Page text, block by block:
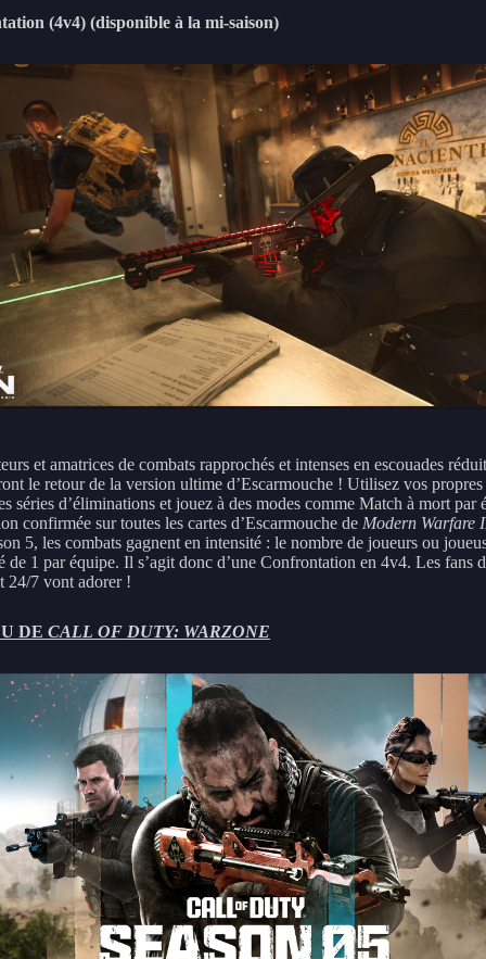
(4v4) (disponible à la mi-saison)
et amatrices de combats rapprochés et intenses en escouades
le retour de la version ultime d’Escarmouche ! Utilisez vos
séries d’éliminations et jouez à des modes comme Match à mort par
confirmée sur toutes les cartes d’Escarmouche de Modern Warfare
5, les combats gagnent en intensité : le nombre de joueurs ou
de 1 par équipe. Il s’agit donc d’une Confrontation en 4v4. Les fans
24/7 vont adorer !
DE CALL OF DUTY: WARZONE